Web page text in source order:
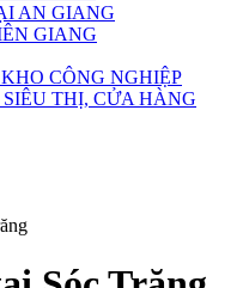
AN GIANG
GIANG
CÔNG NGHIỆP
THỊ, CỬA HÀNG